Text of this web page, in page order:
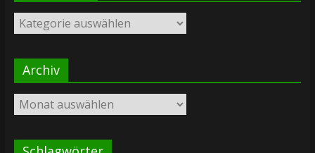
Kategorien
Archiv
Archiv